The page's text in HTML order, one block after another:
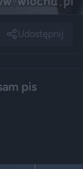
Udostępnij
pis